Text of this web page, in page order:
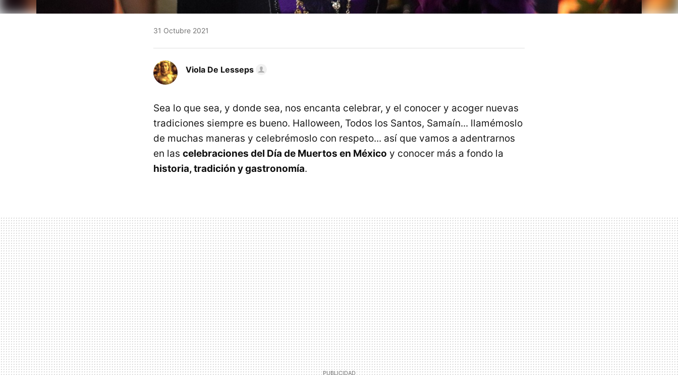
31 Octubre 2021
Viola De Lesseps
Sea lo que sea, y donde sea, nos encanta celebrar, y el conocer y acoger nuevas
tradiciones siempre es bueno. Halloween, Todos los Santos, Samaín... llamémoslo
de muchas maneras y celebrémoslo con respeto... así que vamos a adentrarnos
en las celebraciones del Día de Muertos en México y conocer más a fondo la
historia, tradición y gastronomía.